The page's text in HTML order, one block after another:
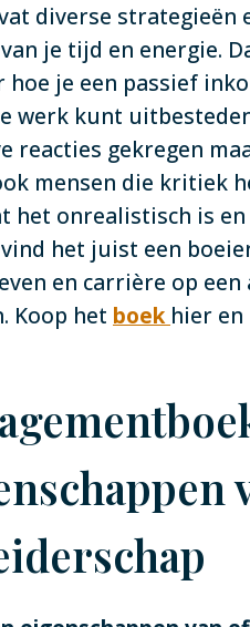
diverse strategieën
je tijd en energie.
hoe je een passief
werk kunt
reacties gekregen
mensen die kritiek
het onrealistisch is
het juist een
en carrière op een
Koop het boek hier